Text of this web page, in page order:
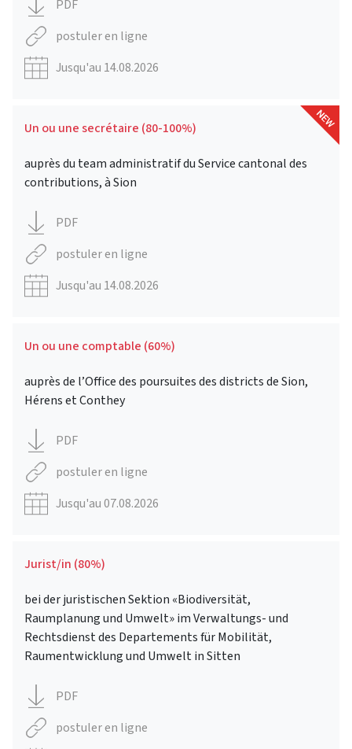
PDF
postuler en ligne
Jusqu'au 14.08.2026
Un ou une secrétaire (80-100%)
auprès du team administratif du Service cantonal des
contributions, à Sion
PDF
postuler en ligne
Jusqu'au 14.08.2026
Un ou une comptable (60%)
auprès de l’Office des poursuites des districts de Sion,
Hérens et Conthey
PDF
postuler en ligne
Jusqu'au 07.08.2026
Jurist/in (80%)
bei der juristischen Sektion «Biodiversität,
Raumplanung und Umwelt» im Verwaltungs- und
Rechtsdienst des Departements für Mobilität,
Raumentwicklung und Umwelt in Sitten
PDF
postuler en ligne